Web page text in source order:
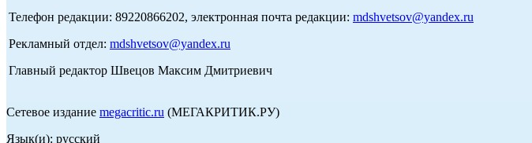
Телефон редакции: 89220866202, электронная почта редакции: mdshvetsov@yandex.ru
Рекламный отдел: mdshvetsov@yandex.ru
Главный редактор Швецов Максим Дмитриевич
Сетевое издание megacritic.ru (МЕГАКРИТИК.РУ)
Язык(и): русский